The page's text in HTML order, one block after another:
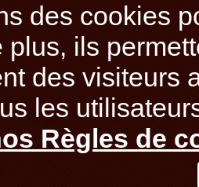
des cookies
plus, ils
des visiteurs
les
Règles de